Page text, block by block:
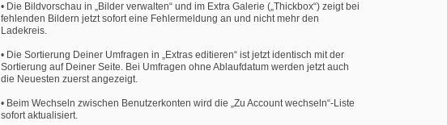
• Die Bildvorschau in „Bilder verwalten“ und im Extra Galerie („Thickbox“) zeigt bei
fehlenden Bildern jetzt sofort eine Fehlermeldung an und nicht mehr den
Ladekreis.
• Die Sortierung Deiner Umfragen in „Extras editieren“ ist jetzt identisch mit der
Sortierung auf Deiner Seite. Bei Umfragen ohne Ablaufdatum werden jetzt auch
die Neuesten zuerst angezeigt.
• Beim Wechseln zwischen Benutzerkonten wird die „Zu Account wechseln“-Liste
sofort aktualisiert.